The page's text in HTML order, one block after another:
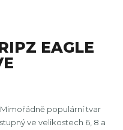
EAGLE
populární tvar
ve velikostech 6, 8 a